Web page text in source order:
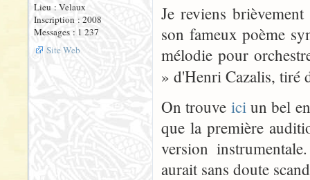
Lieu : Velaux
Inscription : 2008
Messages : 1 237
Site Web
Je reviens
son fameux poème
mélodie pour
» d'Henri Cazalis, tiré
On trouve iciun bel
que la première
version
aurait sans doute